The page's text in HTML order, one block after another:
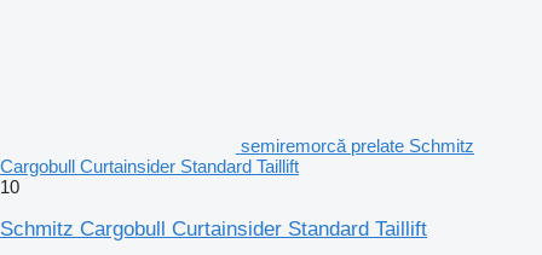
semiremorcă prelate Schmitz
Cargobull Curtainsider Standard Taillift
10
Schmitz Cargobull Curtainsider Standard Taillift